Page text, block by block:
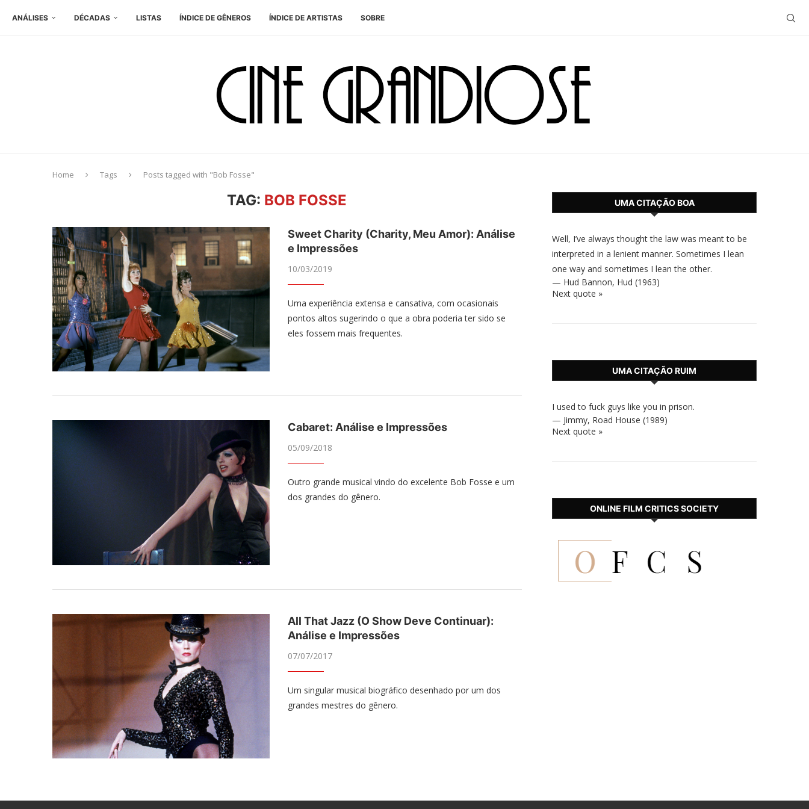
ANÁLISES DÉCADAS LISTAS ÍNDICE DE GÊNEROS ÍNDICE DE ARTISTAS SOBRE
Home Tags Posts tagged with "Bob Fosse"
TAG: BOB FOSSE
Sweet Charity (Charity, Meu Amor): Análise
e Impressões
10/03/2019
Uma experiência extensa e cansativa, com ocasionais
pontos altos sugerindo o que a obra poderia ter sido se
eles fossem mais frequentes.
Cabaret: Análise e Impressões
05/09/2018
Outro grande musical vindo do excelente Bob Fosse e um
dos grandes do gênero.
All That Jazz (O Show Deve Continuar):
Análise e Impressões
07/07/2017
Um singular musical biográfico desenhado por um dos
grandes mestres do gênero.
UMA CITAÇÃO BOA
Well, I’ve always thought the law was meant to be
interpreted in a lenient manner. Sometimes I lean
one way and sometimes I lean the other.
— Hud Bannon, Hud (1963)
Next quote »
UMA CITAÇÃO RUIM
I used to fuck guys like you in prison.
— Jimmy, Road House (1989)
Next quote »
ONLINE FILM CRITICS SOCIETY